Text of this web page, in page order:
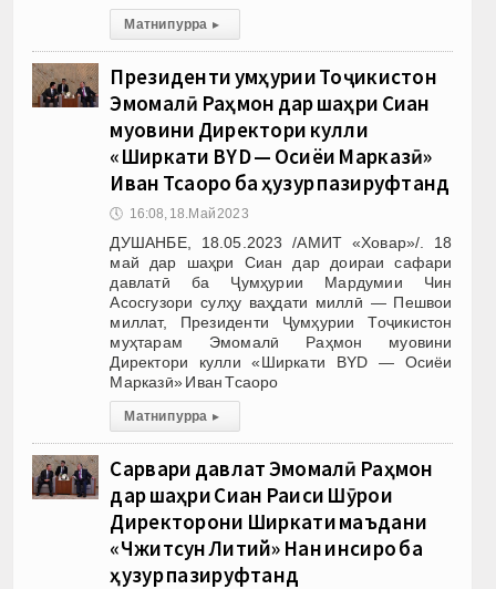
Матни пурра ▸
Президенти Ҷумҳурии Тоҷикистон
Эмомалӣ Раҳмон дар шаҳри Сиан
муовини Директори кулли
«Ширкати BYD — Осиёи Марказӣ»
Иван Тсаоро ба ҳузур пазируфтанд
🕔 16:08, 18.Май 2023
ДУШАНБЕ, 18.05.2023 /АМИТ «Ховар»/. 18
май дар шаҳри Сиан дар доираи сафари
давлатӣ ба Ҷумҳурии Мардумии Чин
Асосгузори сулҳу ваҳдати миллӣ — Пешвои
миллат, Президенти Ҷумҳурии Тоҷикистон
муҳтарам Эмомалӣ Раҳмон муовини
Директори кулли «Ширкати BYD — Осиёи
Марказӣ» Иван Тсаоро
Матни пурра ▸
Сарвари давлат Эмомалӣ Раҳмон
дар шаҳри Сиан Раиси Шӯрои
Директорони Ширкати маъдани
«Чжитсун Литий» Нан Ҷинсиро ба
ҳузур пазируфтанд